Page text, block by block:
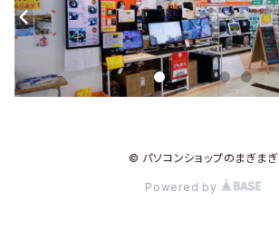
© パソコンショップのまぎまぎ
Powered by